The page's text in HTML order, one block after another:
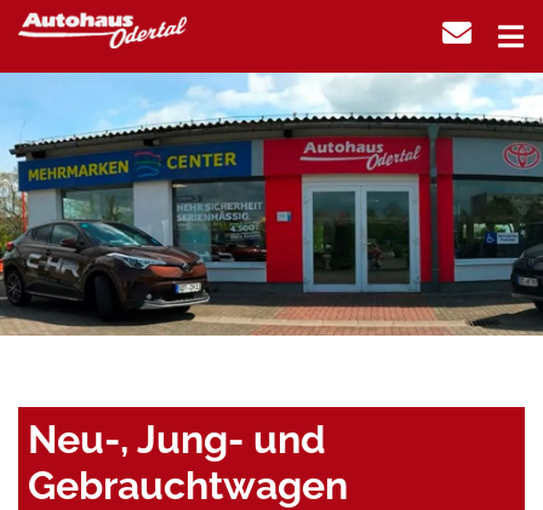
Neu-, Jung- und
Gebrauchtwagen